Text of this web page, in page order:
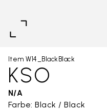
Item W14_BlackBlack
KSO
N/A
Farbe: Black / Black